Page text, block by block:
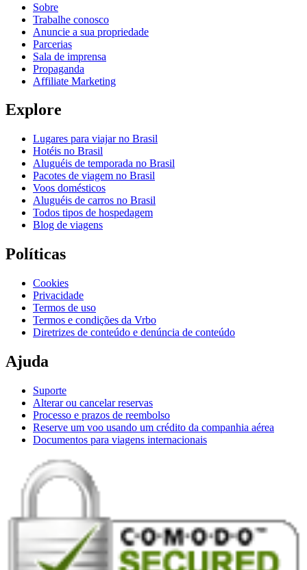
Sobre
Trabalhe conosco
Anuncie a sua propriedade
Parcerias
Sala de imprensa
Propaganda
Affiliate Marketing
Explore
Lugares para viajar no Brasil
Hotéis no Brasil
Aluguéis de temporada no Brasil
Pacotes de viagem no Brasil
Voos domésticos
Aluguéis de carros no Brasil
Todos tipos de hospedagem
Blog de viagens
Políticas
Cookies
Privacidade
Termos de uso
Termos e condições da Vrbo
Diretrizes de conteúdo e denúncia de conteúdo
Ajuda
Suporte
Alterar ou cancelar reservas
Processo e prazos de reembolso
Reserve um voo usando um crédito da companhia aérea
Documentos para viagens internacionais